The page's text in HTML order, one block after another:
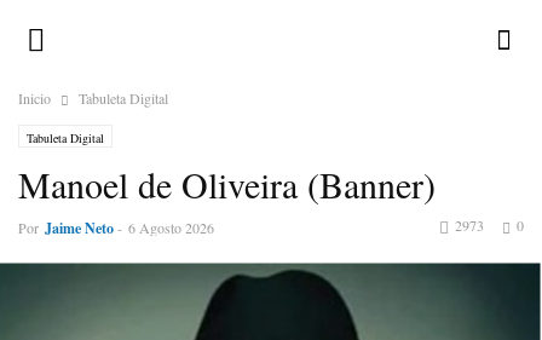
Inicio Tabuleta Digital
Tabuleta Digital
Manoel de Oliveira (Banner)
Por Jaime Neto- 6 Agosto 2026 0
2973